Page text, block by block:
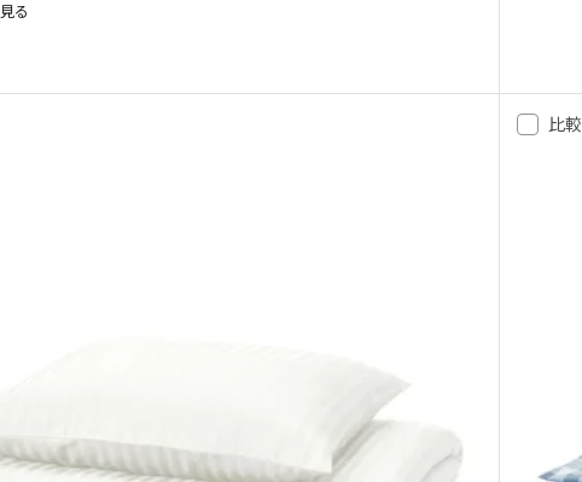
る
スローンホストマル, 掛け布団カバー＆枕カバー, ライトピンク
比